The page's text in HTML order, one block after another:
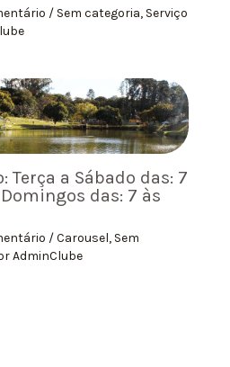
/ Sem categoria, Serviço
Terça a Sábado das: 7
Domingos das: 7 às
/Carousel, Sem
AdminClube